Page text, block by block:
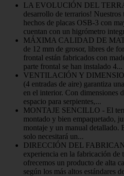
LA EVOLUCIÓN DEL
desarrollo de terrarios! Nuestros
hechos de placas OSB-3 con
cuentan con un higrómetro
MÁXIMA CALIDAD DE
de 12 mm de grosor, libres de
frontal están fabricados con
parte frontal se han instalado 4...
VENTILACIÓN Y
(4 entradas de aire) garantiza
en el interior. Con dimensiones
espacio para serpientes,...
MONTAJE SENCILLO - El
montado y bien empaquetado,
montaje y un manual detallado.
solo necesitará un...
DIRECCIÓN DEL
experiencia en la fabricación de
ofrecemos un producto de alta
según los más altos estándares